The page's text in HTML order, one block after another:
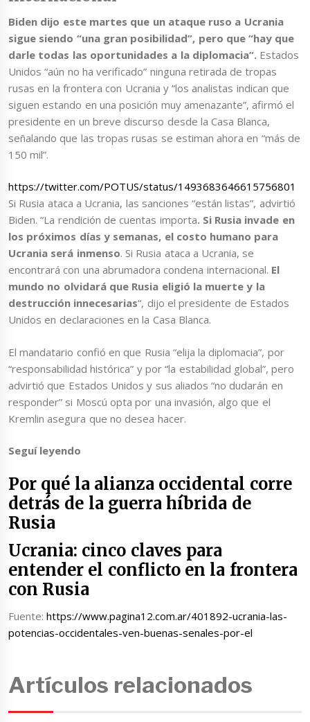
Biden dijo este martes que un ataque ruso a Ucrania
sigue siendo “una gran posibilidad”, pero que “hay que
darle todas las oportunidades a la diplomacia”. Estados
Unidos “aún no ha verificado” ninguna retirada de tropas
rusas en la frontera con Ucrania y “los analistas indican que
siguen estando en una posición muy amenazante”, afirmó el
presidente en un breve discurso desde la Casa Blanca,
señalando que las tropas rusas se estiman ahora en “más de
150 mil”.
https://twitter.com/POTUS/status/1493683646615756801
Si Rusia ataca a Ucrania, las sanciones “están listas”, advirtió
Biden. “La rendición de cuentas importa. Si Rusia invade en
los próximos días y semanas, el costo humano para
Ucrania será inmenso. Si Rusia ataca a Ucrania, se
encontrará con una abrumadora condena internacional. El
mundo no olvidará que Rusia eligió la muerte y la
destrucción innecesarias“, dijo el presidente de Estados
Unidos en declaraciones en la Casa Blanca.
El mandatario confió en que Rusia “elija la diplomacia”, por
“responsabilidad histórica” y por “la estabilidad global”, pero
advirtió que Estados Unidos y sus aliados “no dudarán en
responder” si Moscú opta por una invasión, algo que el
Kremlin asegura que no desea hacer.
Seguí leyendo
Por qué la alianza occidental corre
detrás de la guerra híbrida de
Rusia
Ucrania: cinco claves para
entender el conflicto en la frontera
con Rusia
Fuente:https://www.pagina12.com.ar/401892-ucrania-las-
potencias-occidentales-ven-buenas-senales-por-el
Artículos relacionados